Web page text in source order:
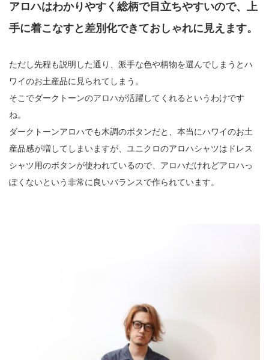
アロハはわかりやすく総柄で目立ちやすいので、上
手に着こなすと差別化できておしゃれに見えます。
ただし先程も説明した通り、派手な色や柄物を選んでしまうとハ
ワイのお土産品に見られてしまう。
そこでダークトーンのアロハが活躍してくれるというわけです
ね。
ダークトーンアロハでも木調のボタンだと、本当にハワイのお土
産品感が増してしまいますが、ユニクロのアロハシャツはドレス
シャツ用のボタンが使われているので、アロハだけれどアロハっ
ぽくないという非常に良いバランスで作られています。